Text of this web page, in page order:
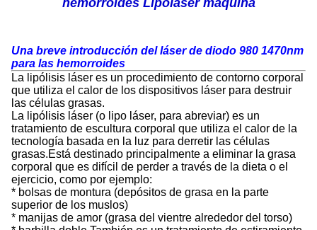
hemorroides Lipolaser máquina
Una breve introducción del láser de diodo 980 1470nm
para las hemorroides
La lipólisis láser es un procedimiento de contorno corporal
que utiliza el calor de los dispositivos láser para destruir
las células grasas.
La lipólisis láser (o lipo láser, para abreviar) es un
tratamiento de escultura corporal que utiliza el calor de la
tecnología basada en la luz para derretir las células
grasas.Está destinado principalmente a eliminar la grasa
corporal que es difícil de perder a través de la dieta o el
ejercicio, como por ejemplo:
* bolsas de montura (depósitos de grasa en la parte
superior de los muslos)
* manijas de amor (grasa del vientre alrededor del torso)